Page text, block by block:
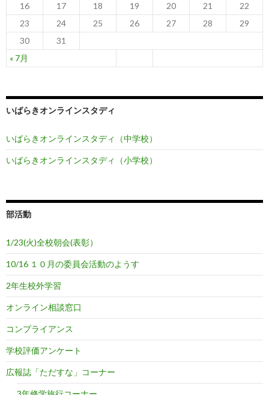
« 7月
16
17 18 19 20 21
22
23
24 25 26 27 28
29
30
31
いばらきオンラインスタディ
いばらきオンラインスタディ（中学校）
いばらきオンラインスタディ（小学校）
部活動
1/23(火)全校朝会(表彰）
10/16 １０月の委員会活動のようす
2年生校外学習
オンライン相談窓口
コンプライアンス
学校評価アンケート
広報誌「ただすな」コーナー